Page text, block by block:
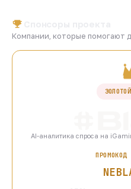
Компании, которые помогают
AI-аналитика спроса на
ПРОМОКОД